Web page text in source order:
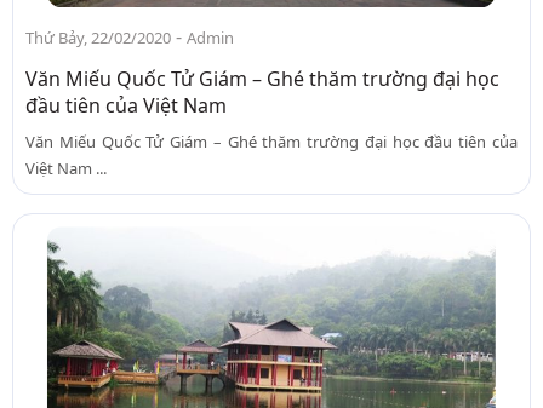
Thứ Bảy, 22/02/2020 - Admin
Văn Miếu Quốc Tử Giám – Ghé thăm trường đại học
đầu tiên của Việt Nam
Văn Miếu Quốc Tử Giám – Ghé thăm trường đại học đầu tiên của
Việt Nam ...